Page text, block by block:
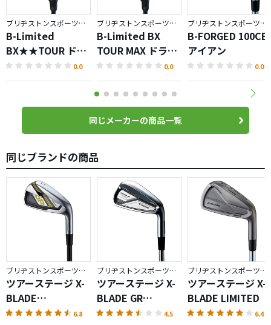
ブリヂストンスポーツ／BX
B-Limited
BX★★TOUR ドラ
イバー
0.0
ブリヂストンスポーツ／BX
B-Limited BX
TOUR MAX ドライ
バー
0.0
ブリヂストンスポーツ／BRIDGESTONE GOLF TOUR B
B-FORGED 100CB
アイアン
0.0
同じメーカーの商品一覧
同じブランドの商品
ブリヂストンスポーツ／ツアーステージ X-BLADE
ツアーステージ X-
BLADE
GR（2014）
6.8
ブリヂストンスポーツ／ツアーステージ X-BLADE
ツアーステージ X-
BLADE GR
FORGED（2014）
4.5
ブリヂストンスポーツ／ツアーステージ X-BLADE
ツアーステージ X-
BLADE LIMITED
6.4